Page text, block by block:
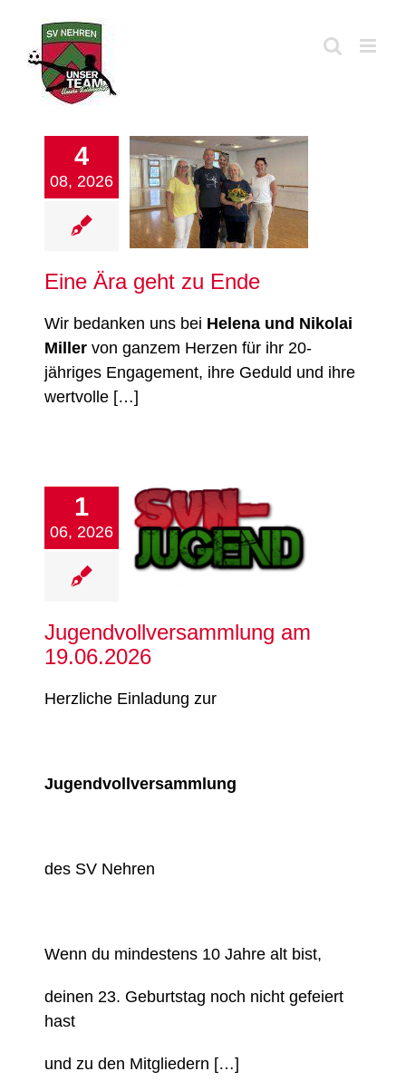
springen
4
08, 2026
Ära geht zu Ende
Eine Ära geht zu Ende
Wir bedanken uns bei Helena und Nikolai
Miller von ganzem Herzen für ihr 20-
jähriges Engagement, ihre Geduld und ihre
wertvolle […]
1
06, 2026
19.06.2026
Jugend
Verein
Jugendvollversammlung am
19.06.2026
Herzliche Einladung zur
Jugendvollversammlung
des SV Nehren
Wenn du mindestens 10 Jahre alt bist,
deinen 23. Geburtstag noch nicht gefeiert
hast
und zu den Mitgliedern […]